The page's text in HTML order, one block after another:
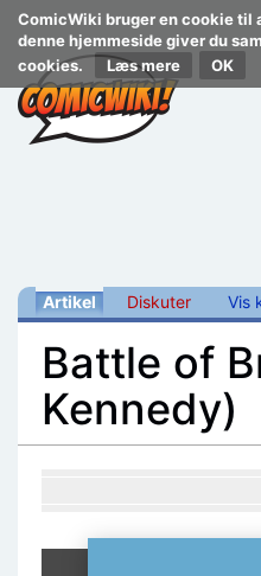
ComicWiki bruger en cookie til
denne hjemmeside giver du
cookies.
Læs mere
Artikel Diskuter Vis
Battle of
Kennedy)